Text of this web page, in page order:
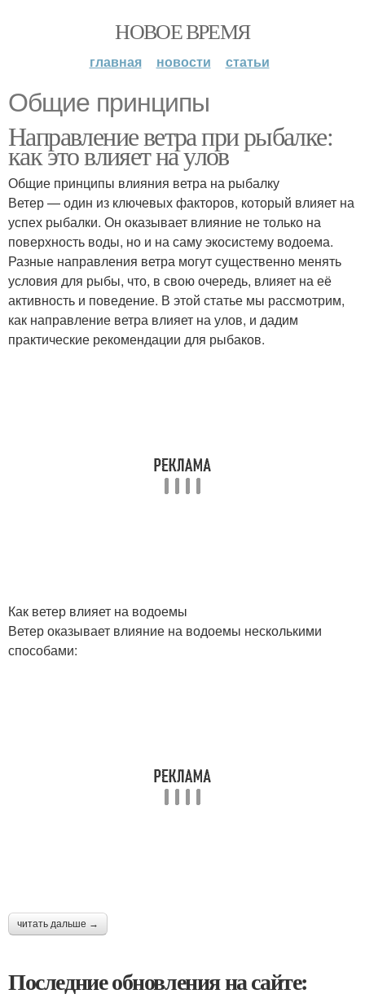
НОВОЕ ВРЕМЯ
главная новости статьи
Общие принципы
Направление ветра при рыбалке:
как это влияет на улов
Общие принципы влияния ветра на рыбалку
Ветер — один из ключевых факторов, который влияет на
успех рыбалки. Он оказывает влияние не только на
поверхность воды, но и на саму экосистему водоема.
Разные направления ветра могут существенно менять
условия для рыбы, что, в свою очередь, влияет на её
активность и поведение. В этой статье мы рассмотрим,
как направление ветра влияет на улов, и дадим
практические рекомендации для рыбаков.
Как ветер влияет на водоемы
Ветер оказывает влияние на водоемы несколькими
способами:
читать дальше →
Последние обновления на сайте: